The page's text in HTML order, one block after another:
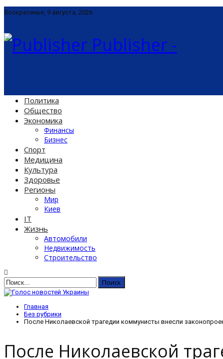
Воскресенье, 9 августа, 2026
Publisher -
Политика
Общество
Экономика
Финансы
Бизнес
Спорт
Медицина
Культура
Здоровье
Регионы
Мир
Киев
IT
Жизнь
Автомобили
Недвижимость
Строительство
Главная
Без рубрики
После Николаевской трагедии коммунисты внесли
После Николаевской